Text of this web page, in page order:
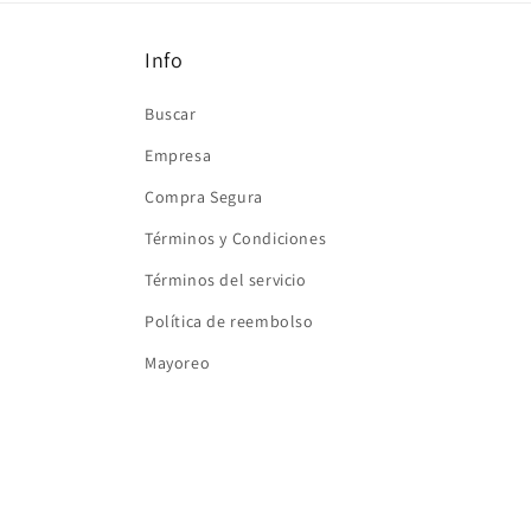
Info
Buscar
Empresa
Compra Segura
Términos y Condiciones
Términos del servicio
Política de reembolso
Mayoreo